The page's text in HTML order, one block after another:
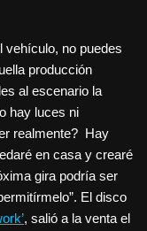
vehículo, no puedes
producción
al escenario la
hay luces ni
realmente? Hay
en casa y crearé
gira podría ser
El disco
, salió a la venta el